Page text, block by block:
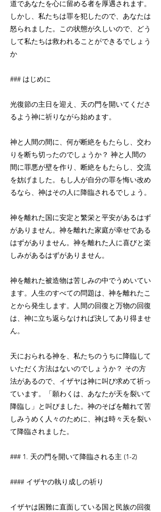
道であなたを心に留める者を厚遇されます。
しかし、私たちは罪を犯したので、あなたは
怒られました。この状態が久しいので、どう
して私たちは救われることができるでしょう
か
### はじめに
光復節の主日を迎え、天の門を開いてくださ
るよう神に祈りながら始めます。
神と人間の間に、何が断絶をもたらし、交わ
りを断ち切ったのでしょうか？ 神と人間の
間に罪悪が壁を作り、断絶をもたらし、交流
を妨げました。もし人が自分の罪を悔い改め
るなら、神はその人に降臨されるでしょう。
神を離れた国に安定と繁栄と平安があるはず
がありません。神を離れた家庭が幸せである
はずがありません。神を離れた人に喜びと楽
しみがあるはずがありません。
神を離れた被造物は苦しみの中でうめいてい
ます。人生のすべての問題は、神を離れたこ
とから発生します。人間の回復と万物の回復
は、神に立ち返らなければ決してあり得ませ
ん。
天におられる神を、私たちのうちに降臨して
いただく方法はないのでしょうか？ その方
法があるので、イザヤは神に叫び求めて祈っ
ています。「願わくは、あなたが天を裂いて
降臨し」と叫びました。神のそばを離れて苦
しみうめく人々のために、神は時々天を裂い
て降臨されました。
### 1. 天の門を開いて降臨される主 (1-2)
#### イザヤの執り成しの祈り
イザヤは困難に直面している国と民族の回復